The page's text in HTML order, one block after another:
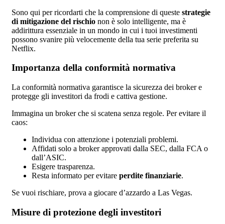
Sono qui per ricordarti che la comprensione di queste strategie
di mitigazione del rischio non è solo intelligente, ma è
addirittura essenziale in un mondo in cui i tuoi investimenti
possono svanire più velocemente della tua serie preferita su
Netflix.
Importanza della conformità normativa
La conformità normativa garantisce la sicurezza dei broker e
protegge gli investitori da frodi e cattiva gestione.
Immagina un broker che si scatena senza regole. Per evitare il
caos:
Individua con attenzione i potenziali problemi.
Affidati solo a broker approvati dalla SEC, dalla FCA o
dall’ASIC.
Esigere trasparenza.
Resta informato per evitare perdite finanziarie.
Se vuoi rischiare, prova a giocare d’azzardo a Las Vegas.
Misure di protezione degli investitori